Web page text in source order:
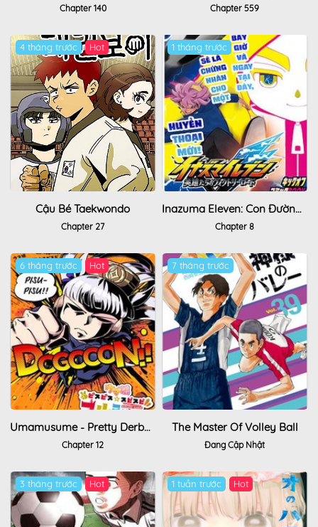
Chapter 140 Chapter 559
4 tháng trước Hot
Cậu Bé Taekwondo
Chapter 27
1 tháng trước
Inazuma Eleven: Con Đường Danh Vọng Của Các Anh Hùng!
Chapter 8
6 tháng trước Hot
Umamusume - Pretty Derby Pisupisu☆Supisupi - Golshi-Chan
Chapter 12
7 tháng trước
The Master Of Volley Ball
Đang Cập Nhật
3 tháng trước Hot 1 tuần trước Hot